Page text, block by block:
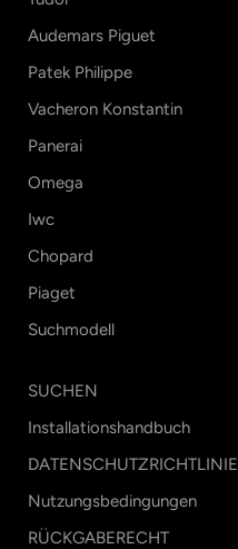
Audemars Piguet
Patek Philippe
Vacheron Konstantin
Panerai
Omega
Iwc
Chopard
Piaget
Suchmodell
SUCHEN
Installationshandbuch
DATENSCHUTZRICHTLINIE
Nutzungsbedingungen
RÜCKGABERECHT